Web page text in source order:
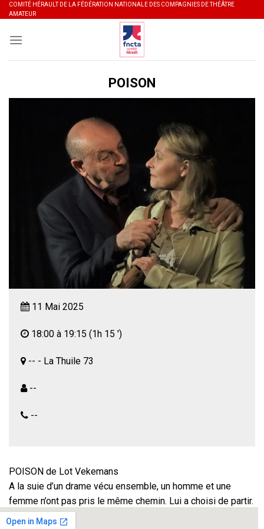
Skip
to
content
COMITÉ HÉRAULT DE LA FÉDÉRATION NATIONALE DES COMPAGNIES DE THÉÂTRE
AMATEUR
POISON
11 Mai 2025
18:00 à 19:15 (1h 15 ')
-- - La Thuile 73
--
--
POISON de Lot Vekemans
A la suie d’un drame vécu ensemble, un homme et une
femme n’ont pas pris le même chemin. Lui a choisi de partir.
Elle est restée avec tout son chagrin.